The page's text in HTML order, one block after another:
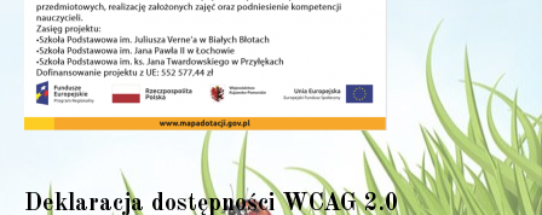
Deklaracja dostępności WCAG 2.0